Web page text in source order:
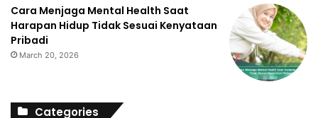
Cara Menjaga Mental Health Saat
Harapan Hidup Tidak Sesuai Kenyataan
Pribadi
March 20, 2026
Categories